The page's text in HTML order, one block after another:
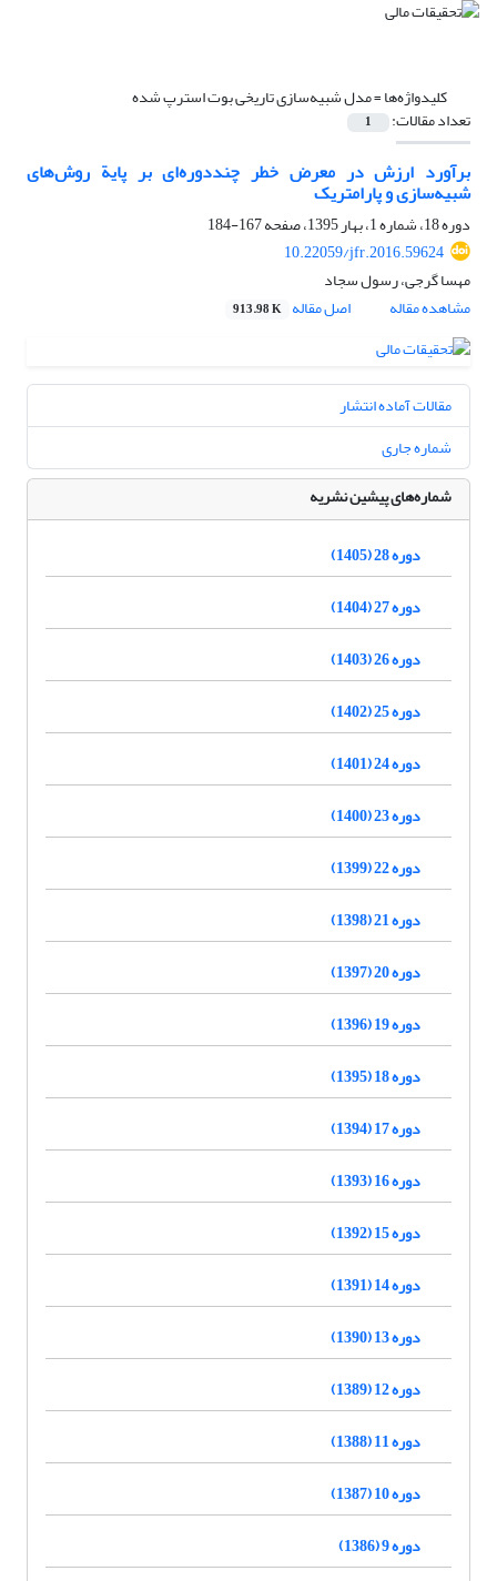
کلیدواژه‌ها =مدل شبیه‌سازی تاریخی بوت استرپ شده
تعداد مقالات: 1
برآورد ارزش در معرض خطر چنددوره‌ای بر پایة روش‌های
شبیه‌‌سازی و پارامتریک
دوره 18، شماره 1، بهار 1395، صفحه
167-184
10.22059/jfr.2016.59624
مهسا گرجی، رسول سجاد
مشاهده مقاله
اصل مقاله 913.98 K
مقالات آماده انتشار
شماره جاری
شماره‌های پیشین نشریه
دوره 28 (1405)
دوره 27 (1404)
دوره 26 (1403)
دوره 25 (1402)
دوره 24 (1401)
دوره 23 (1400)
دوره 22 (1399)
دوره 21 (1398)
دوره 20 (1397)
دوره 19 (1396)
دوره 18 (1395)
دوره 17 (1394)
دوره 16 (1393)
دوره 15 (1392)
دوره 14 (1391)
دوره 13 (1390)
دوره 12 (1389)
دوره 11 (1388)
دوره 10 (1387)
دوره 9 (1386)